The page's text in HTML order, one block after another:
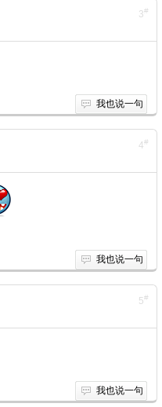
3#
我也说一句
4#
我也说一句
5#
我也说一句